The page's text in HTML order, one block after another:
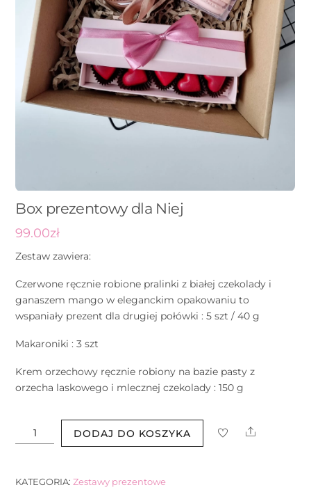
Box prezentowy dla Niej
99.00zł
Zestaw zawiera:
Czerwone ręcznie robione pralinki z białej czekolady i
ganaszem mango w eleganckim opakowaniu to
wspaniały prezent dla drugiej połówki : 5 szt / 40 g
Makaroniki : 3 szt
Krem orzechowy ręcznie robiony na bazie pasty z
orzecha laskowego i mlecznej czekolady : 150 g
ilość
Box
dla
DODAJ DO KOSZYKA Share
KATEGORIA:Zestawy prezentowe